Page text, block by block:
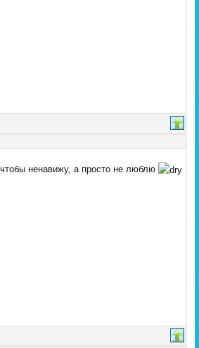
ненавижу, а просто не люблю